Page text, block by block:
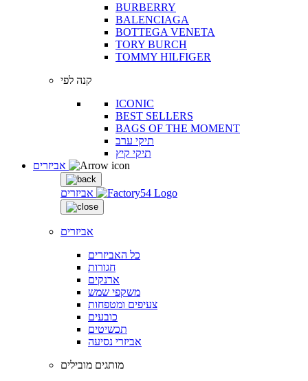
BURBERRY
BALENCIAGA
BOTTEGA VENETA
TORY BURCH
TOMMY HILFIGER
קנה לפי
ICONIC
BEST SELLERS
BAGS OF THE MOMENT
תיקי ערב
תיקי קיץ
אביזרים
אביזרים
כל האביזרים
חגורות
ארנקים
משקפי שמש
צעיפים ומטפחות
כובעים
תכשיטים
אביזרי נסיעה
מותגים מובילים